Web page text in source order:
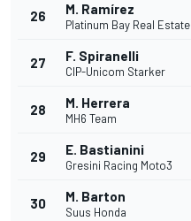
26 M. Ramírez
Platinum Bay Real Estate
27 F. Spiranelli
CIP-Unicom Starker
28 M. Herrera
MH6 Team
29 E. Bastianini
Gresini Racing Moto3
30 M. Barton
Suus Honda